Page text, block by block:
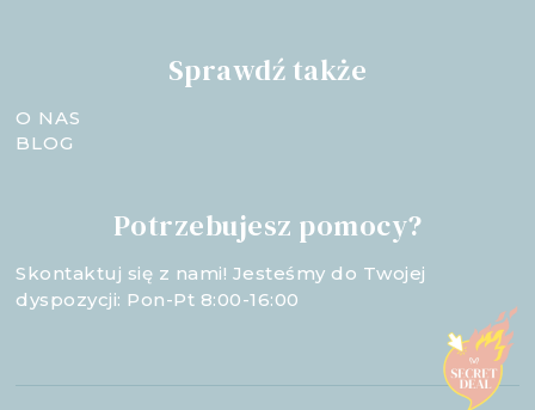
Sprawdź także
O NAS
BLOG
Potrzebujesz pomocy?
Skontaktuj się z nami! Jesteśmy do Twojej
dyspozycji: Pon-Pt 8:00-16:00